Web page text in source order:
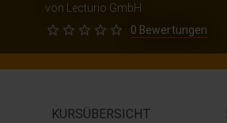
von Lecturio GmbH
0 Bewertungen
KURSÜBERSICHT